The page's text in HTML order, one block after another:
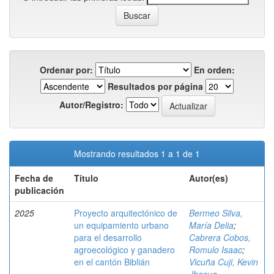
Ordenar por:
En orden:
Resultados por página
Autor/Registro:
Mostrando resultados 1 a 1 de 1
Fecha de
publicación
Título Autor(es)
2025
Proyecto arquitectónico de
un equipamiento urbano
para el desarrollo
agroecológico y ganadero
en el cantón Biblián
Bermeo Silva,
María Delia;
Cabrera Cobos,
Romulo Isaac;
Vicuña Cuji, Kevin